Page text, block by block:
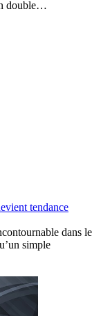
double…
tendance
dans le
simple